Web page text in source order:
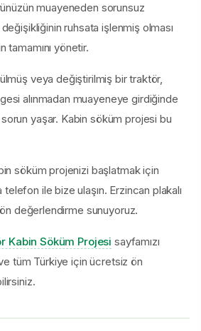
muayeneden sorunsuz
ruhsata işlenmiş olması
tamamını yönetir.
veya değiştirilmiş bir traktör,
alınmadan muayeneye girdiğinde
yaşar. Kabin söküm projesi bu
söküm projenizi başlatmak için
ile bize ulaşın. Erzincan plakalı
değerlendirme sunuyoruz.
Kabin Söküm Projesi sayfamızı
tüm Türkiye için ücretsiz ön